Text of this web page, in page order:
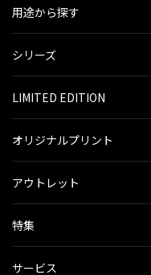
用途から探す
シリーズ
LIMITED EDITION
オリジナルプリント
アウトレット
特集
サービス